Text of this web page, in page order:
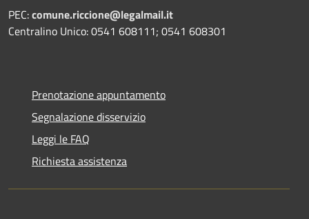
PEC:comune.riccione@legalmail.it
Centralino Unico: 0541 608111; 0541 608301
Prenotazione appuntamento
Segnalazione disservizio
Leggi le FAQ
Richiesta assistenza